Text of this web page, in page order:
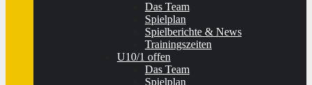
Das Team
Spielplan
Spielberichte & News
Trainingszeiten
U10/1 offen
Das Team
Spielplan